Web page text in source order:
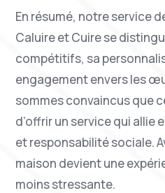
En résumé, notre service
Caluire et Cuire se
compétitifs, sa
engagement envers les
sommes convaincus que
d’offrir un service qui
et responsabilité sociale.
maison devient une
moins stressante.